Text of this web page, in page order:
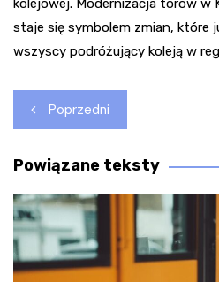
kolejowej. Modernizacja torów w
staje się symbolem zmian, które
wszyscy podróżujący koleją w
Nawigacja
wpisu
Poprzedni
Powiązane teksty